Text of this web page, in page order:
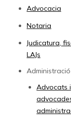
Advocacia
Notaria
Judicatura,
LAJs
Advocats i